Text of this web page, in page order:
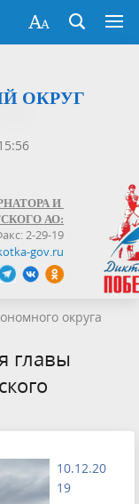
ОКРУГ
И
АО:
2-29-19
gov.ru
округа
главы
10.12.20
19